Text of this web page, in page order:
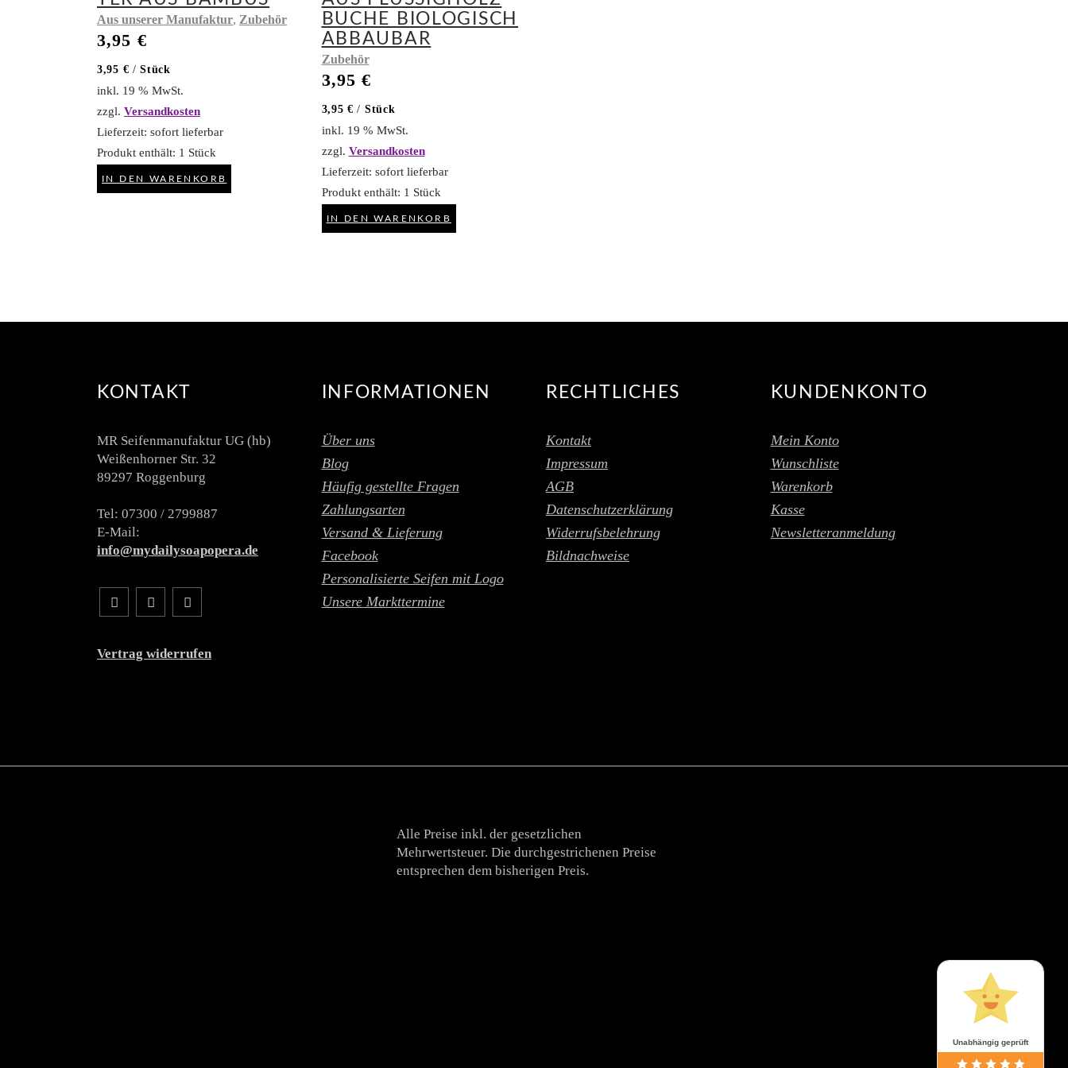
Aus unserer Manufaktur, Zubehör
3,95 €
3,95 € /Stück
inkl. 19 % MwSt.
zzgl. Versandkosten
Lieferzeit: sofort lieferbar
Produkt enthält: 1 Stück
IN DEN WARENKORB
BUCHE BIOLOGISCH
ABBAUBAR
Zubehör
3,95 €
3,95 € / Stück
inkl. 19 % MwSt.
zzgl. Versandkosten
Lieferzeit: sofort lieferbar
Produkt enthält: 1 Stück
IN DEN WARENKORB
KONTAKT
MR Seifenmanufaktur UG (hb)
Weißenhorner Str. 32
89297 Roggenburg
Tel: 07300 / 2799887
E-Mail:
info@mydailysoapopera.de
Vertrag widerrufen
INFORMATIONEN
Über uns
Blog
Häufig gestellte Fragen
Zahlungsarten
Versand & Lieferung
Facebook
Personalisierte Seifen mit Logo
Unsere Markttermine
RECHTLICHES
Kontakt
Impressum
AGB
Datenschutzerklärung
Widerrufsbelehrung
Bildnachweise
KUNDENKONTO
Mein Konto
Wunschliste
Warenkorb
Kasse
Newsletteranmeldung
Alle Preise inkl. der gesetzlichen
Mehrwertsteuer. Die durchgestrichenen Preise
entsprechen dem bisherigen Preis.
Unabhängig geprüft